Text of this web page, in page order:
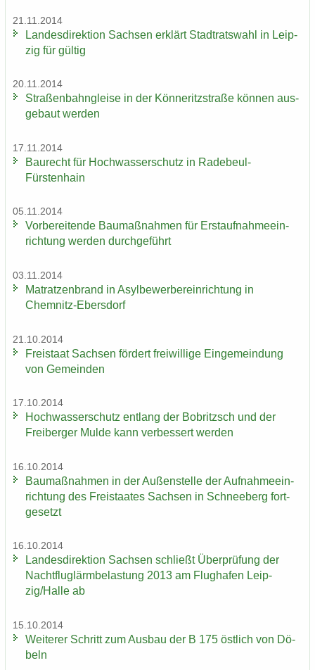
21.11.2014
Lan­des­di­rek­ti­on Sach­sen er­klärt Stadt­rats­wahl in Leip­
zig für gül­tig
20.11.2014
Stra­ßen­bahn­glei­se in der Kön­ne­ritz­stra­ße kön­nen aus­
ge­baut wer­den
17.11.2014
Bau­recht für Hoch­was­ser­schutz in Radebeul-​
Fürstenhain
05.11.2014
Vor­be­rei­ten­de Bau­maß­nah­men für Erst­auf­nah­me­ein­
rich­tung wer­den durch­ge­führt
03.11.2014
Ma­trat­zen­brand in Asyl­be­wer­ber­ein­rich­tung in
Chemnitz-​Ebersdorf
21.10.2014
Frei­staat Sach­sen för­dert frei­wil­li­ge Ein­ge­mein­dung
von Ge­mein­den
17.10.2014
Hoch­was­ser­schutz ent­lang der Bobritzsch und der
Frei­ber­ger Mulde kann ver­bes­sert wer­den
16.10.2014
Bau­maß­nah­men in der Au­ßen­stel­le der Auf­nah­me­ein­
rich­tung des Frei­staa­tes Sach­sen in Schnee­berg fort­
ge­setzt
16.10.2014
Lan­des­di­rek­ti­on Sach­sen schließt Über­prü­fung der
Nacht­flug­lärm­be­las­tung 2013 am Flug­ha­fen Leip­
zig/Halle ab
15.10.2014
Wei­te­rer Schritt zum Aus­bau der B 175 öst­lich von Dö­
beln